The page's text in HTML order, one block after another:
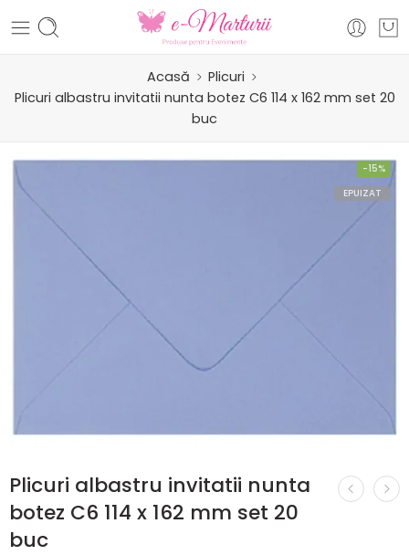
Acasă
Plicuri
Plicuri albastru invitatii nunta botez C6 114 x 162 mm set 20
buc
-15%
EPUIZAT
Plicuri albastru invitatii nunta
botez C6 114 x 162 mm set 20
buc